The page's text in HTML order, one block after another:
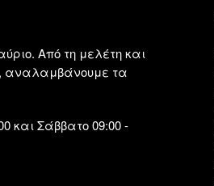
Από τη μελέτη και
αναλαμβάνουμε τα
και Σάββατο 09:00 -